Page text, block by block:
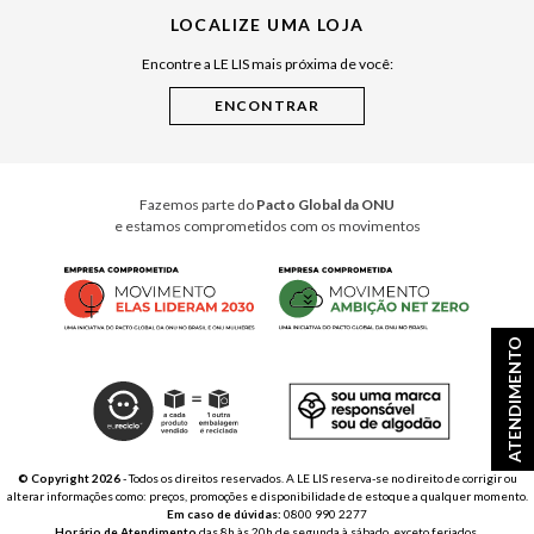
ATENDIMENTO
Cuidados Casa
LOCALIZE UMA LOJA
Encontre a LE LIS mais próxima de você:
Fazemos parte do Pacto Global da ONU
e estamos comprometidos com os movimentos
© Copyright 2026- Todos os direitos reservados. A LE LIS reserva-se no direito de corrigir ou
alterar informações como: preços, promoções e disponibilidade de estoque a qualquer momento.
Em caso de dúvidas: 0800 990 2277